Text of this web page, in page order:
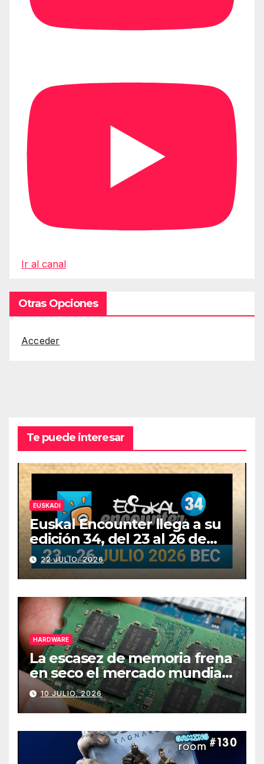
Ir al canal
Otras Opciones
Acceder
Te puede interesar
EUSKADI
Euskal Encounter llega a su
edición 34, del 23 al 26 de
julio
22 JULIO, 2026
HARDWARE
La escasez de memoria frena
en seco el mercado mundial
de PCs
10 JULIO, 2026